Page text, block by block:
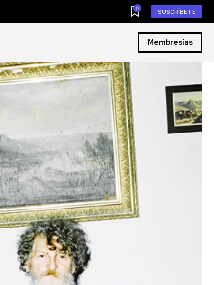
0 SUSCRÍBETE
Membresías